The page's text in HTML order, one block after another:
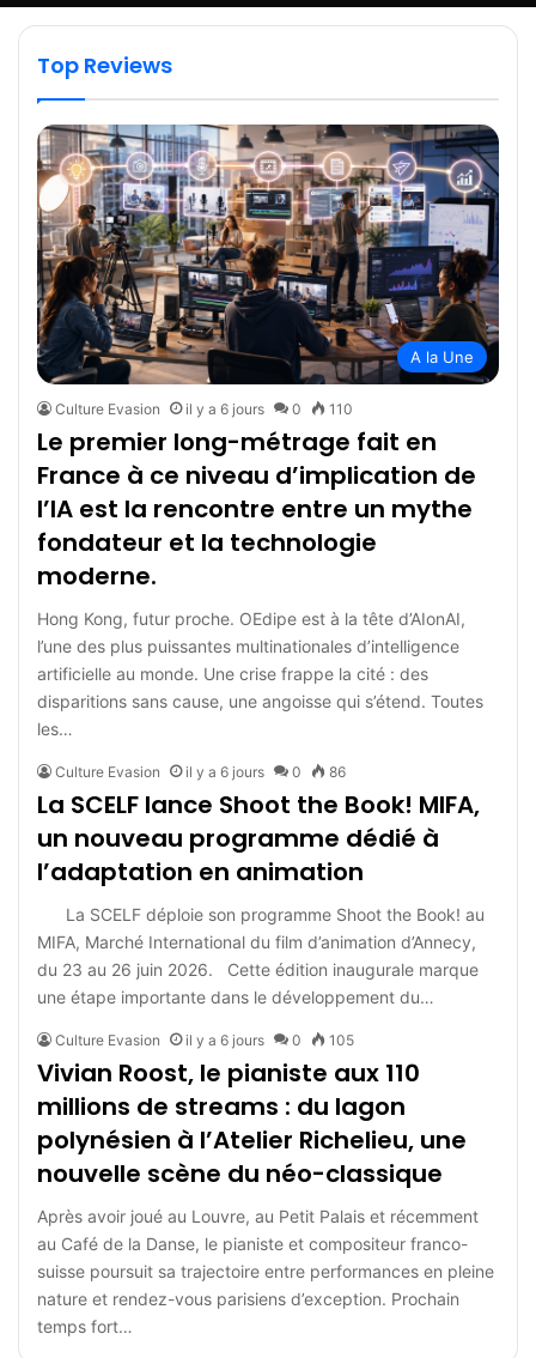
technologie
Top Reviews
A la Une
Culture Evasion il y a 6 jours 0 110
Le premier long-métrage fait en
France à ce niveau d’implication de
l’IA est la rencontre entre un mythe
fondateur et la technologie
moderne.
Hong Kong, futur proche. OEdipe est à la tête d’AIonAI,
l’une des plus puissantes multinationales d’intelligence
artificielle au monde. Une crise frappe la cité : des
disparitions sans cause, une angoisse qui s’étend. Toutes
les…
Culture Evasion il y a 6 jours 0 86
La SCELF lance Shoot the Book! MIFA,
un nouveau programme dédié à
l’adaptation en animation
La SCELF déploie son programme Shoot the Book! au
MIFA, Marché International du film d’animation d’Annecy,
du 23 au 26 juin 2026. Cette édition inaugurale marque
une étape importante dans le développement du…
Culture Evasion il y a 6 jours 0 105
Vivian Roost, le pianiste aux 110
millions de streams : du lagon
polynésien à l’Atelier Richelieu, une
nouvelle scène du néo-classique
Après avoir joué au Louvre, au Petit Palais et récemment
au Café de la Danse, le pianiste et compositeur franco-
suisse poursuit sa trajectoire entre performances en pleine
nature et rendez-vous parisiens d’exception. Prochain
temps fort…